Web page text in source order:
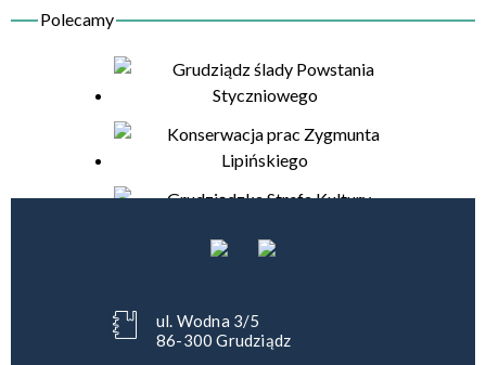
ul. Wodna 3/5
86-300 Grudziądz